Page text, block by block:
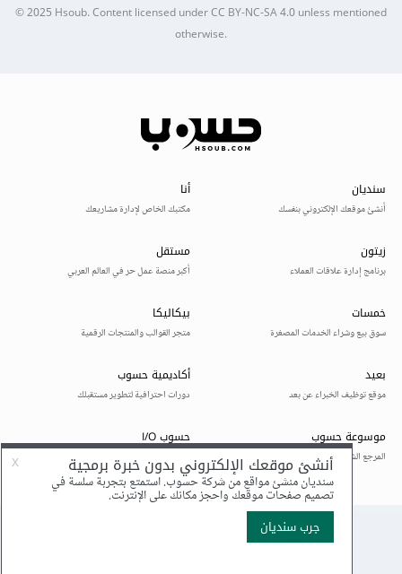
© 2025Hsoub.Content licensed underCC BY-NC-SA 4.0unless mentioned
otherwise.